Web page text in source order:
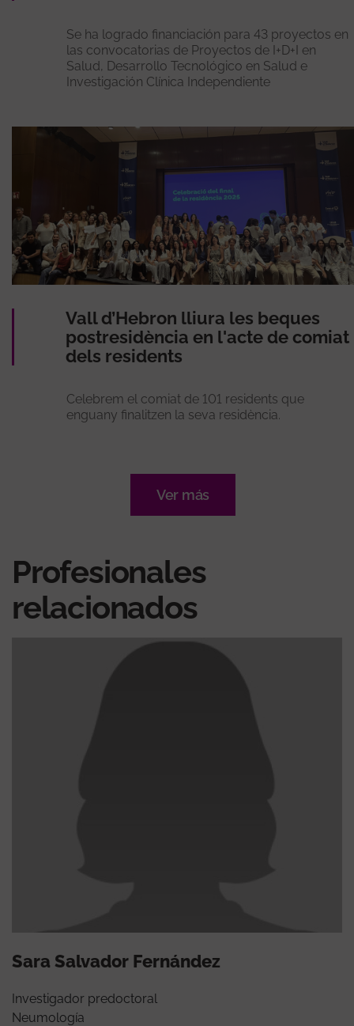
Se ha logrado financiación para 43 proyectos en
las convocatorias de Proyectos de I+D+I en
Salud, Desarrollo Tecnológico en Salud e
Investigación Clínica Independiente
Vall d’Hebron lliura les beques
postresidència en l'acte de comiat
dels residents
Celebrem el comiat de 101 residents que
enguany finalitzen la seva residència.
Ver más
Profesionales
relacionados
Sara Salvador Fernández
Investigador predoctoral
Neumología